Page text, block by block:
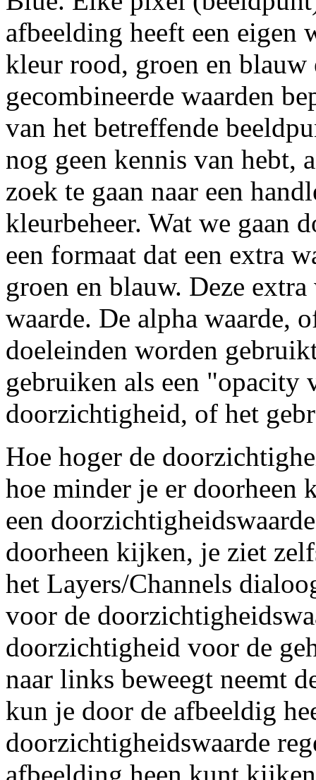
afbeelding heeft een eigen
kleur rood, groen en blauw
gecombineerde waarden
van het betreffende
nog geen kennis van hebt,
zoek te gaan naar een
kleurbeheer. Wat we gaan
een formaat dat een extra
groen en blauw. Deze
waarde. De alpha waarde,
doeleinden worden
gebruiken als een "opacity
doorzichtigheid, of het
Hoe hoger de
hoe minder je er doorheen
een
doorheen kijken, je ziet
het Layers/Channels
voor de
doorzichtigheid voor de
naar links beweegt neemt
kun je door de afbeeldig
doorzichtigheidswaarde